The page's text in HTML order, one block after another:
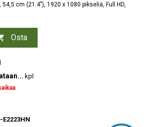
54,5 cm (21.4"), 1920 x 1080 pikseliä, Full HD,
Osta
kpl
E2223HN